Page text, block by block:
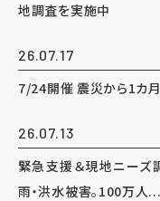
地調査を実施中
26.07.17
7/24開催 震災から1カ
26.07.13
緊急支援＆現地ニーズ
雨・洪水被害。100万人...